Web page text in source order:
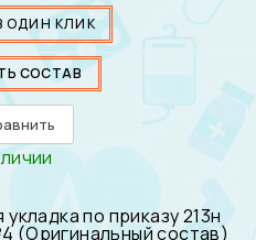
ОДИН КЛИК
СОСТАВ